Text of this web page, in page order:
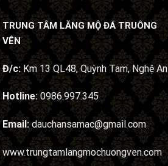
TRUNG TÂM LĂNG MỘ ĐÁ TRUÔNG
VÊN
Đ/c:Km 13 QL48, Quỳnh Tam, Nghệ An
Hotline: 0986.997.345
Email: dauchansamac@gmail.com
www.trungtamlangmochuongven.com